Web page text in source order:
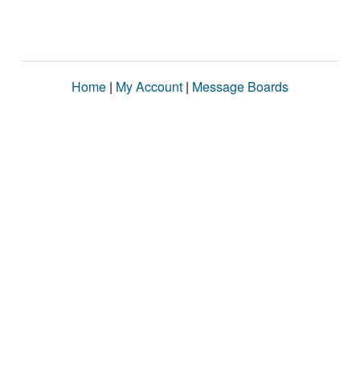
Home | My Account | Message Boards